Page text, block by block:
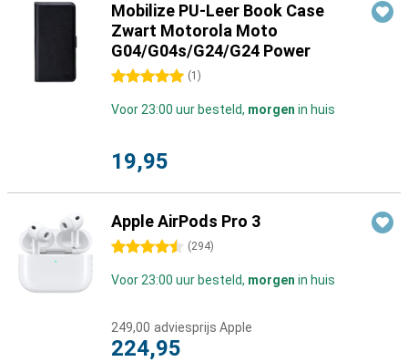
Mobilize PU-Leer Book Case
Zwart Motorola Moto
G04/G04s/G24/G24 Power
5 sterren (1 )
Voor 23:00 uur besteld, morgen in huis
19,95
Apple AirPods Pro 3
4.5 sterren (294)
Voor 23:00 uur besteld, morgen in huis
249,00 adviesprijs Apple
224,95